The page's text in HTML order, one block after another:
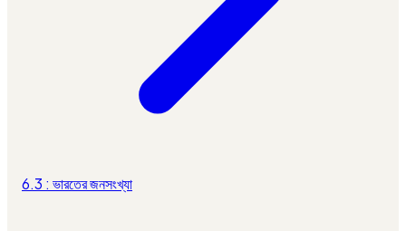
6.3 : ভারতের জনসংখ্যা